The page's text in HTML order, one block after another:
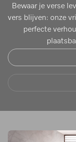
Bewaar je verse
vers blijven: onze
perfecte